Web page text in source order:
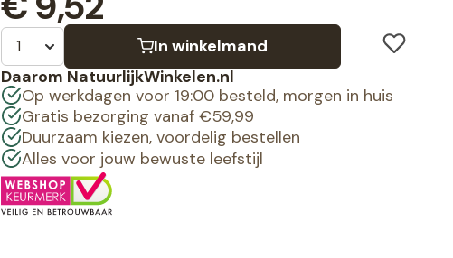
In winkelmand
Daarom NatuurlijkWinkelen.nl
Op werkdagen voor 19:00 besteld, morgen in huis
Gratis bezorging vanaf €59,99
Duurzaam kiezen, voordelig bestellen
Alles voor jouw bewuste leefstijl